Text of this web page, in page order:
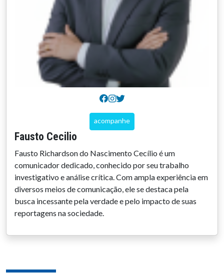
acompanhe
Fausto Cecilio
Fausto Richardson do Nascimento Cecílio é um
comunicador dedicado, conhecido por seu trabalho
investigativo e análise crítica. Com ampla experiência em
diversos meios de comunicação, ele se destaca pela
busca incessante pela verdade e pelo impacto de suas
reportagens na sociedade.